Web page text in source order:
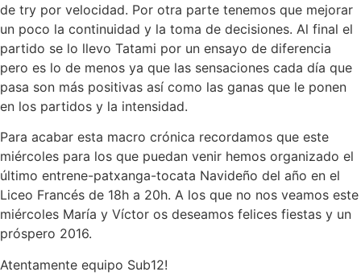
de try por velocidad. Por otra parte tenemos que mejorar
un poco la continuidad y la toma de decisiones. Al final el
partido se lo llevo Tatami por un ensayo de diferencia
pero es lo de menos ya que las sensaciones cada día que
pasa son más positivas así como las ganas que le ponen
en los partidos y la intensidad.
Para acabar esta macro crónica recordamos que este
miércoles para los que puedan venir hemos organizado el
último entrene-patxanga-tocata Navideño del año en el
Liceo Francés de 18h a 20h. A los que no nos veamos este
miércoles María y Víctor os deseamos felices fiestas y un
próspero 2016.
Atentamente equipo Sub12!